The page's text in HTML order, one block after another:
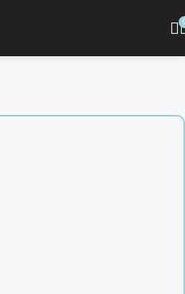
💖 Kendine iyi hissettiren